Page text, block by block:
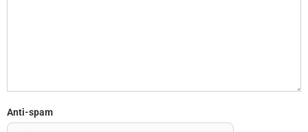
Anti-spam